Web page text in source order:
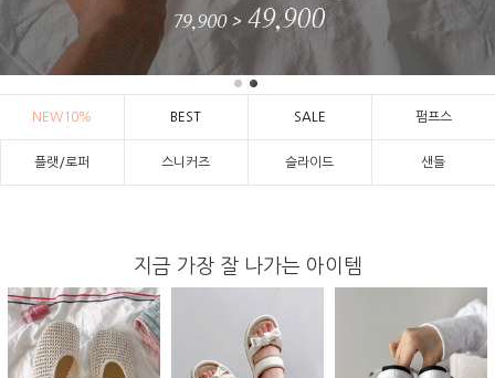
NEW10% BEST SALE 펌프스
플랫/로퍼 스니커즈 슬라이드 샌들
지금 가장 잘 나가는 아이템